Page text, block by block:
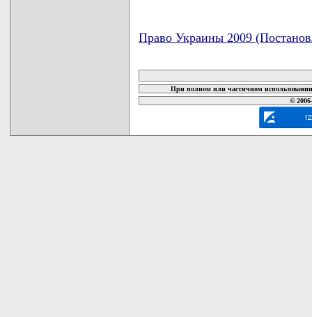
Право Украины 2009
При полном или частичном
©